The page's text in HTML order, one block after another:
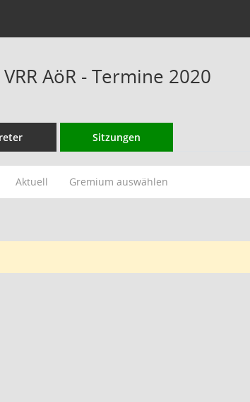
AöR - Termine 2020
Sitzungen
Aktuell Gremium auswählen